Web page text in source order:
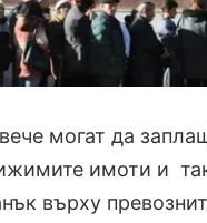
могат да
имоти и
върху